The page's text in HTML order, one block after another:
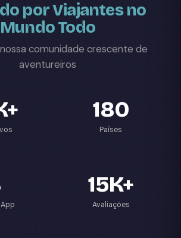
por Viajantes no
Mundo Todo
comunidade crescente de
aventureiros
180
Países
15K+
Avaliações